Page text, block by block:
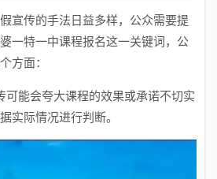
宣传的手法日益多样，公众需要提
一特一中课程报名这一关键词，公
方面：
可能会夸大课程的效果或承诺不切实
实际情况进行判断。